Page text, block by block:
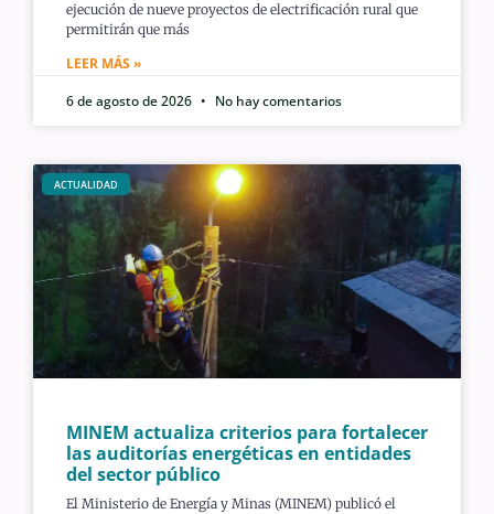
ejecución de nueve proyectos de electrificación rural que
permitirán que más
LEER MÁS »
6 de agosto de 2026
No hay comentarios
ACTUALIDAD
MINEM actualiza criterios para fortalecer
las auditorías energéticas en entidades
del sector público
El Ministerio de Energía y Minas (MINEM) publicó el